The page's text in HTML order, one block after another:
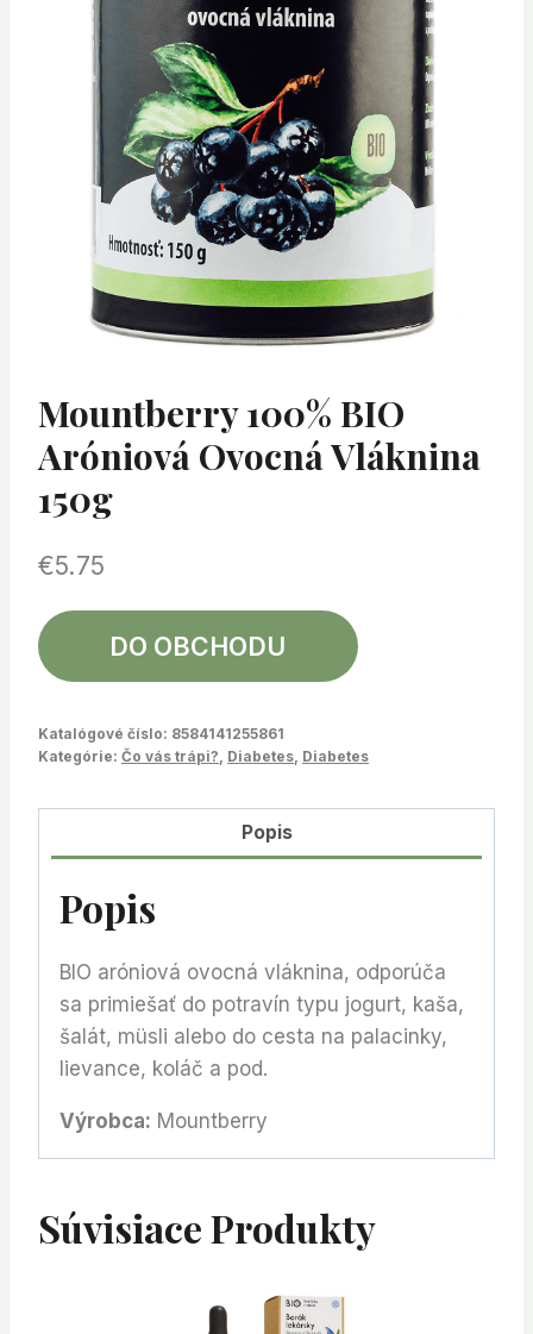
Mountberry 100% BIO
Aróniová Ovocná Vláknina
150g
€5.75
DO OBCHODU
Katalógové číslo: 8584141255861
Kategórie: Čo vás trápi?, Diabetes, Diabetes
Popis
Popis
BIO aróniová ovocná vláknina, odporúča
sa primiešať do potravín typu jogurt, kaša,
šalát, müsli alebo do cesta na palacinky,
lievance, koláč a pod.
Výrobca: Mountberry
Súvisiace Produkty